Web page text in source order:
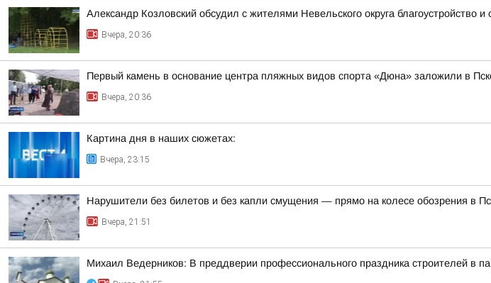
Александр Козловский обсудил с жителями Невельского округа благоустройство и
Вчера, 20:36
Первый камень в основание центра пляжных видов спорта «Дюна» заложили в
Вчера, 20:36
Картина дня в наших сюжетах:
Вчера, 23:15
Нарушители без билетов и без капли смущения — прямо на колесе обозрения в
Вчера, 21:51
Михаил Ведерников: В преддверии профессионального праздника строителей в